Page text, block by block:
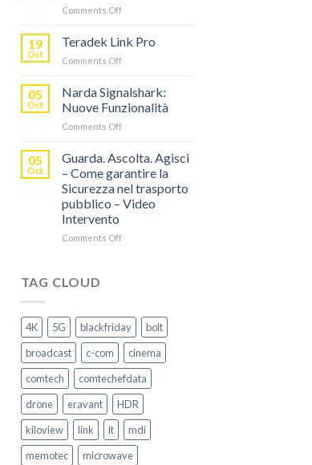
60%
“SEASON
Comments Offon
19
Oct
Teradek Link Pro
Comments Offon
Link
05
Oct
Narda Signalshark:
Nuove Funzionalità
Comments Offon
Signalshark:
Funzionalità
05
Oct
Guarda. Ascolta. Agisci
– Come garantire la
Sicurezza nel trasporto
pubblico – Video
Intervento
Comments Offon
garantire
la
Sicurezza
nel
trasporto
pubblico
–
Video
Intervento
TAG CLOUD
4K 5G blackfriday
bolt
broadcast
c-com
cinema
comtech
comtechefdata
drone
eravant
HDR
kiloview
link lt
mdi
memotec
microwave